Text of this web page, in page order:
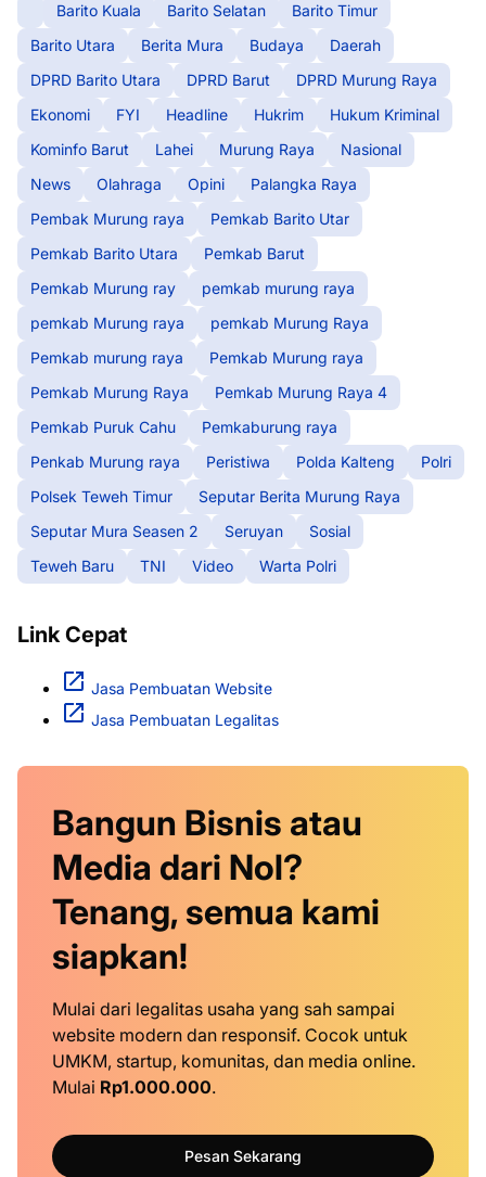
Barito Kuala Barito Selatan
Barito Timur
Barito Utara
Berita Mura Budaya
Daerah
DPRD Barito Utara
DPRD Barut
DPRD Murung Raya
Ekonomi
FYI Headline Hukrim
Hukum Kriminal
Kominfo Barut
Lahei Murung Raya
Nasional
News
Olahraga Opini
Palangka Raya
Pembak Murung raya
Pemkab Barito Utar
Pemkab Barito Utara
Pemkab Barut
Pemkab Murung ray
pemkab murung raya
pemkab Murung raya
pemkab Murung Raya
Pemkab murung raya
Pemkab Murung raya
Pemkab Murung Raya
Pemkab Murung Raya 4
Pemkab Puruk Cahu
Pemkaburung raya
Penkab Murung raya
Peristiwa Polda Kalteng
Polri
Polsek Teweh Timur
Seputar Berita Murung Raya
Seputar Mura Seasen 2
Seruyan
Sosial
Teweh Baru
TNI Video Warta Polri
Link Cepat
Jasa Pembuatan Website
Jasa Pembuatan Legalitas
Bangun Bisnis atau
Media dari Nol?
Tenang, semua kami
siapkan!
Mulai dari legalitas usaha yang sah sampai
website modern dan responsif. Cocok untuk
UMKM, startup, komunitas, dan media online.
Mulai Rp1.000.000.
Pesan Sekarang